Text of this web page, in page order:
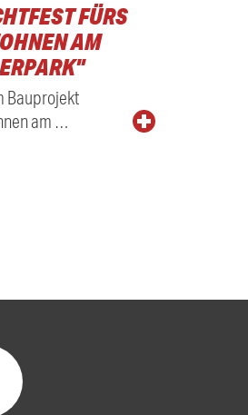
FÜRS
AM
Bauprojekt
am …